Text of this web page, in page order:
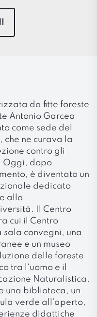
da fitte foreste
Antonio Garcea
come sede del
che ne curava la
contro gli
Oggi, dopo
è diventato un
dedicato
alla
Il Centro
cui il Centro
sala convegni, una
e un museo
delle foreste
tra l'uomo e il
Naturalistica,
una biblioteca, un
verde all’aperto,
didattiche